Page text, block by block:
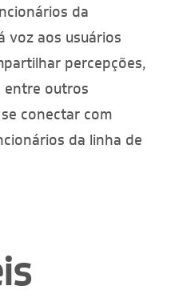
da
voz aos usuários
percepções,
entre outros
conectar com
da linha de